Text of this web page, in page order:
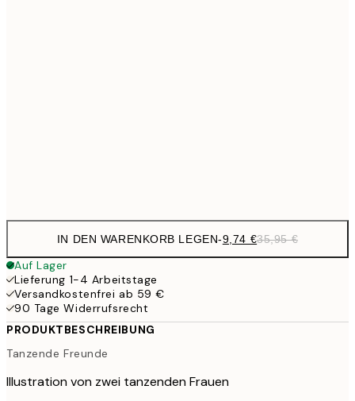
IN DEN WARENKORB LEGEN-9,74 €35,95 €
Auf Lager
Lieferung 1-4 Arbeitstage
Versandkostenfrei ab 59 €
90 Tage Widerrufsrecht
PRODUKTBESCHREIBUNG
Tanzende Freunde
Illustration von zwei tanzenden Frauen